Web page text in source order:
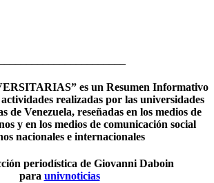
es un Resumen Informativo
realizadas por las universidades
de Venezuela, reseñadas en los medios de
y en los medios de comunicación social
nacionales e internacionales
periodística de Giovanni Daboin
para univnoticias